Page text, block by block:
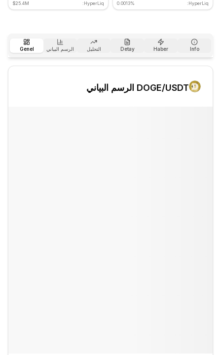
HyperLiq:
0.0013%
HyperLiq:
$25.4M
Genel الرسم البياني التحليل Detay Haber Info
DOGE/USDT الرسم البياني